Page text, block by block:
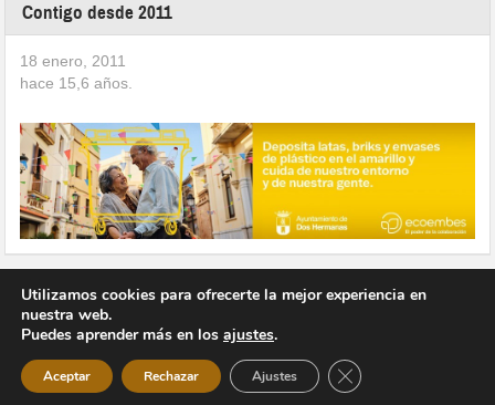
Contigo desde 2011
18 enero, 2011
hace 15,6 años.
Copyright © 2026 Vivir en Montequinto Periódico Digital
Utilizamos cookies para ofrecerte la mejor experiencia en
nuestra web.
Puedes aprender más en los ajustes.
Aceptar Rechazar Ajustes Cerrar el banner de